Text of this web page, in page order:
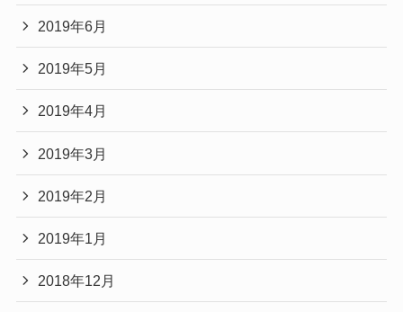
2019年6月
2019年5月
2019年4月
2019年3月
2019年2月
2019年1月
2018年12月